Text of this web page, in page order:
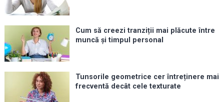
Cum să creezi tranziții mai plăcute între
muncă și timpul personal
Tunsorile geometrice cer întreținere mai
frecventă decât cele texturate